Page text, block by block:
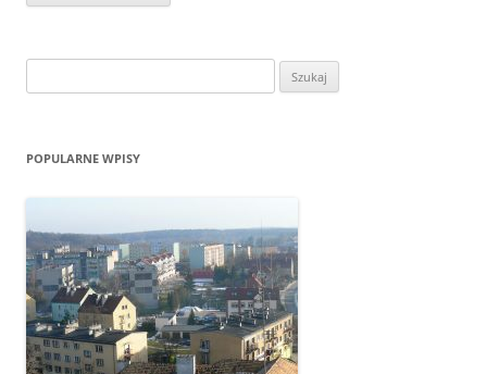
POPULARNE WPISY